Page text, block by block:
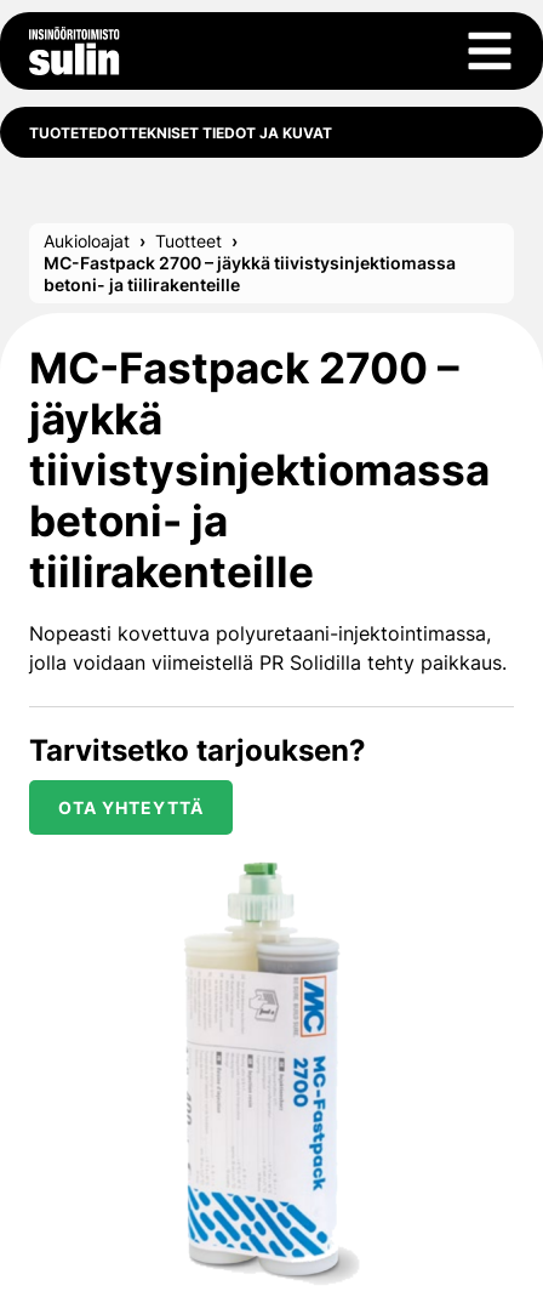
Siirry sisältöön
Avaa
TUOTETEDOTTEKNISET TIEDOT JA KUVAT
Aukioloajat
Tuotteet
MC-Fastpack 2700 – jäykkä tiivistysinjektio­massa
betoni- ja tiilirakenteille
MC-Fastpack 2700 –
jäykkä
tiivistysinjektio­massa
betoni- ja
tiilirakenteille
Nopeasti kovettuva polyuretaani-injektointimassa,
jolla voidaan viimeistellä PR Solidilla tehty paikkaus.
Tarvitsetko tarjouksen?
OTA YHTEYTTÄ